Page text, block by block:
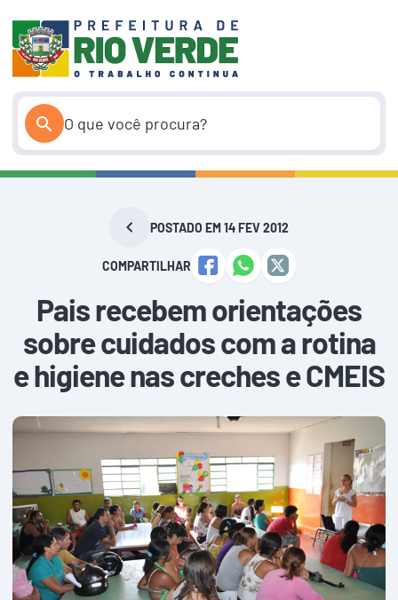
conteúdo
POSTADO EM 14 FEV 2012
COMPARTILHAR
Pais recebem orientações
sobre cuidados com a rotina
e higiene nas creches e CMEIS